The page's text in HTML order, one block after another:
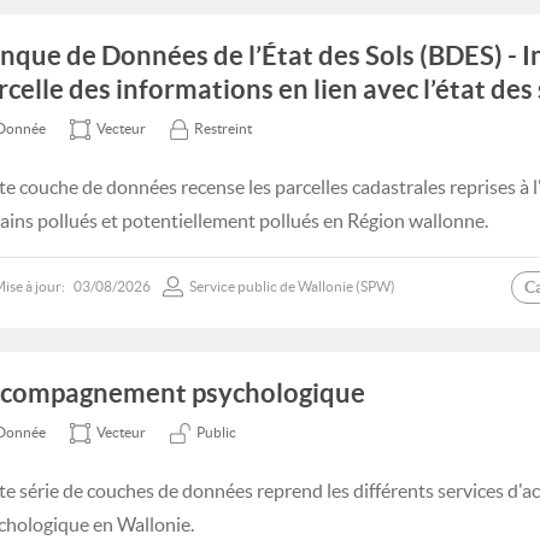
de Données de l’État des Sols (BDES) -
des informations en lien avec l’état des
Vecteur Restreint
couche de données recense les parcelles cadastrales reprises
pollués et potentiellement pollués en Région wallonne.
à jour: 03/08/2026 Service public de Wallonie (SPW)
psychologique
Vecteur Public
série de couches de données reprend les différents services
en Wallonie.